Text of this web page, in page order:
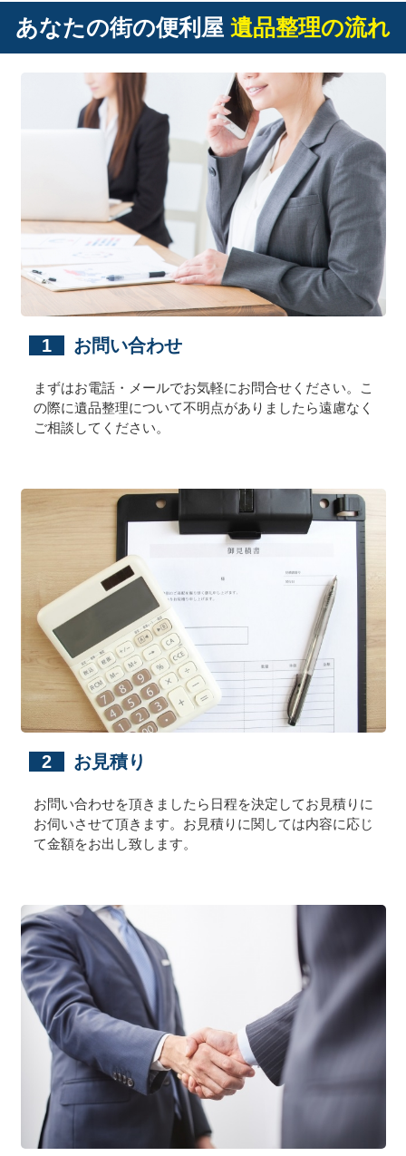
あなたの街の便利屋 遺品整理の流れ
1 お問い合わせ
まずはお電話・メールでお気軽にお問合せください。こ
の際に遺品整理について不明点がありましたら遠慮なく
ご相談してください。
2 お見積り
お問い合わせを頂きましたら日程を決定してお見積りに
お伺いさせて頂きます。お見積りに関しては内容に応じ
て金額をお出し致します。